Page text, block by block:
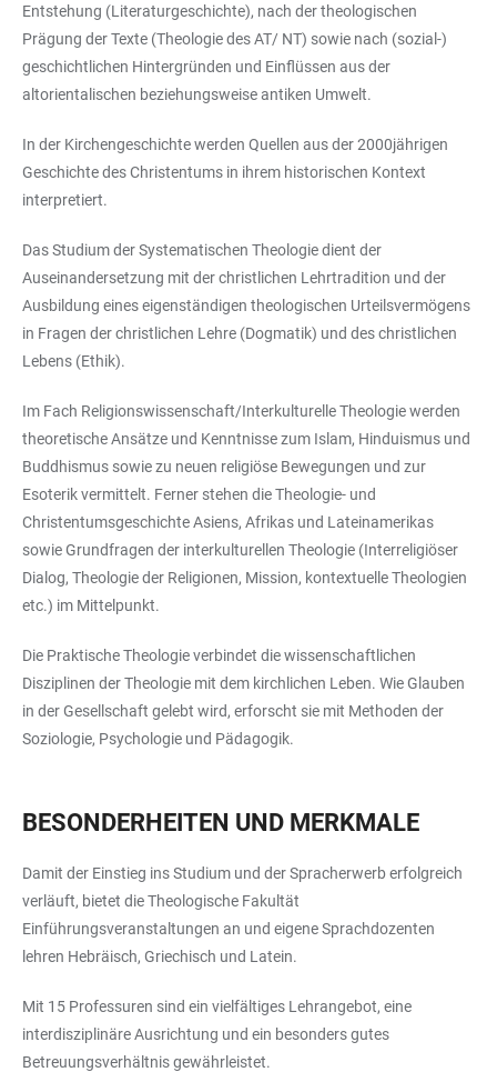
Entstehung (Literaturgeschichte), nach der theologischen
Prägung der Texte (Theologie des AT/ NT) sowie nach (sozial-)
geschichtlichen Hintergründen und Einflüssen aus der
altorientalischen beziehungsweise antiken Umwelt.
In der Kirchengeschichte werden Quellen aus der 2000jährigen
Geschichte des Christentums in ihrem historischen Kontext
interpretiert.
Das Studium der Systematischen Theologie dient der
Auseinandersetzung mit der christlichen Lehrtradition und der
Ausbildung eines eigenständigen theologischen Urteilsvermögens
in Fragen der christlichen Lehre (Dogmatik) und des christlichen
Lebens (Ethik).
Im Fach Religionswissenschaft/Interkulturelle Theologie werden
theoretische Ansätze und Kenntnisse zum Islam, Hinduismus und
Buddhismus sowie zu neuen religiöse Bewegungen und zur
Esoterik vermittelt. Ferner stehen die Theologie- und
Christentumsgeschichte Asiens, Afrikas und Lateinamerikas
sowie Grundfragen der interkulturellen Theologie (Interreligiöser
Dialog, Theologie der Religionen, Mission, kontextuelle Theologien
etc.) im Mittelpunkt.
Die Praktische Theologie verbindet die wissenschaftlichen
Disziplinen der Theologie mit dem kirchlichen Leben. Wie Glauben
in der Gesellschaft gelebt wird, erforscht sie mit Methoden der
Soziologie, Psychologie und Pädagogik.
BESONDERHEITEN UND MERKMALE
Damit der Einstieg ins Studium und der Spracherwerb erfolgreich
verläuft, bietet die Theologische Fakultät
Einführungsveranstaltungen an und eigene Sprachdozenten
lehren Hebräisch, Griechisch und Latein.
Mit 15 Professuren sind ein vielfältiges Lehrangebot, eine
interdisziplinäre Ausrichtung und ein besonders gutes
Betreuungsverhältnis gewährleistet.